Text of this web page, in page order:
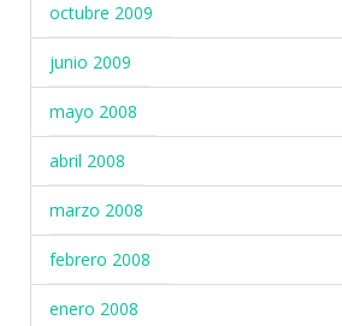
octubre 2009
junio 2009
mayo 2008
abril 2008
marzo 2008
febrero 2008
enero 2008